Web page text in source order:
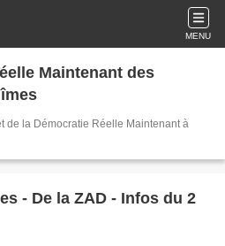
MENU
Maintenant des
de la Démocratie Réelle Maintenant à
- De la ZAD - Infos du 2